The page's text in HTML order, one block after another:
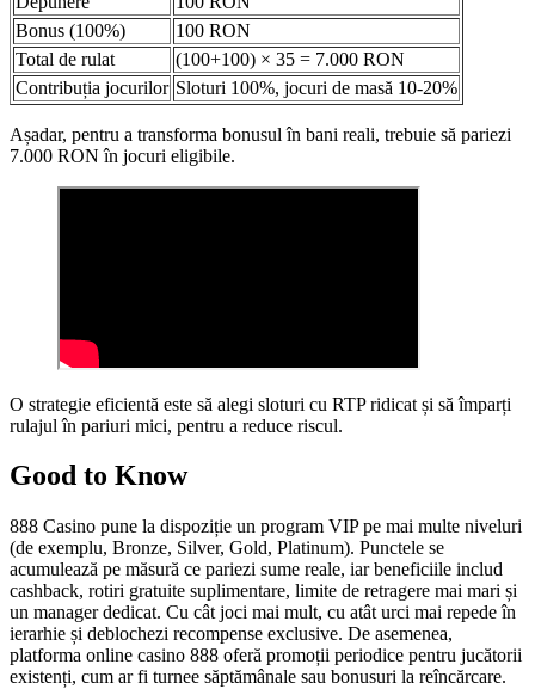
Bonus (100%)
100 RON
Total de rulat
(100+100) × 35 = 7.000 RON
Contribuția jocurilor Sloturi 100%, jocuri de masă 10-20%
Așadar, pentru a transforma bonusul în bani reali, trebuie să pariezi
7.000 RON în jocuri eligibile.
O strategie eficientă este să alegi sloturi cu RTP ridicat și să împarți
rulajul în pariuri mici, pentru a reduce riscul.
Good to Know
888 Casino pune la dispoziție un program VIP pe mai multe niveluri
(de exemplu, Bronze, Silver, Gold, Platinum). Punctele se
acumulează pe măsură ce pariezi sume reale, iar beneficiile includ
cashback, rotiri gratuite suplimentare, limite de retragere mai mari și
un manager dedicat. Cu cât joci mai mult, cu atât urci mai repede în
ierarhie și deblochezi recompense exclusive. De asemenea,
platforma online casino 888 oferă promoții periodice pentru jucătorii
existenți, cum ar fi turnee săptămânale sau bonusuri la reîncărcare.